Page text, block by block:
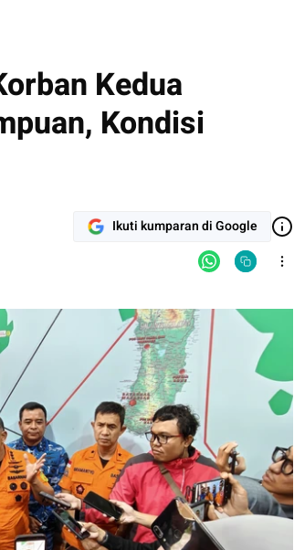
Kedua
Kondisi
Ikuti kumparan di Google